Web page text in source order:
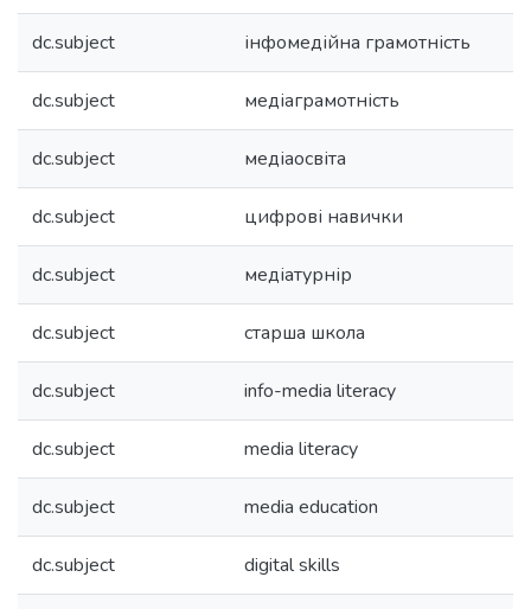
dc.subject інфомедійна грамотність
dc.subject медіаграмотність
dc.subject медіаосвіта
dc.subject цифрові навички
dc.subject медіатурнір
dc.subject старша школа
dc.subject info-media literacy
dc.subject media literacy
dc.subject media education
dc.subject digital skills